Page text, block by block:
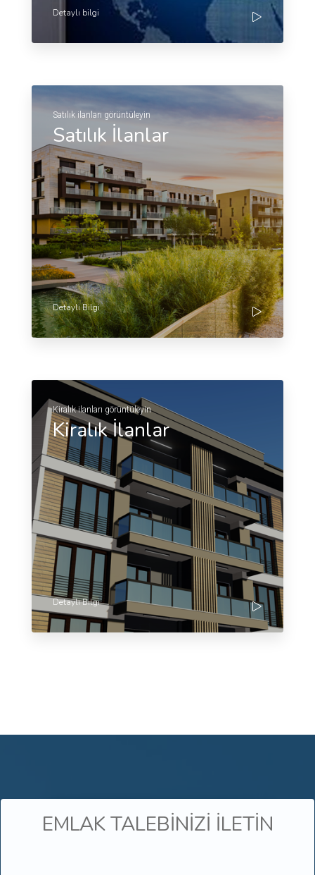
Detaylı bilgi
Satılık ilanları görüntüleyin
Satılık İlanlar
Detaylı Bilgi
Kiralık ilanları görüntüleyin
Kiralık İlanlar
Detaylı Bilgi
EMLAK TALEBİNİZİ İLETİN